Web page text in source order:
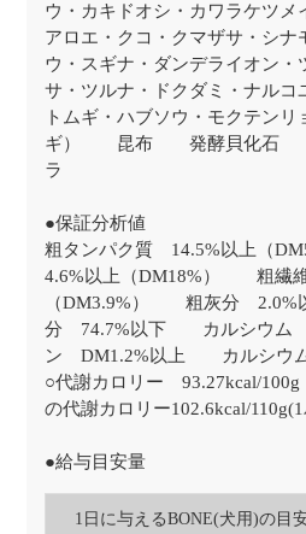
ウ・カキドオシ・カワラケツメ
アロエ・クコ・クマザサ・シナ
ウ・スギナ・ダンデライオン・
サ・ツルナ・ドクダミ・ナルコ
トムギ・ハブソウ・モクテン
ギ） 昆布 発酵貝化石
ラ
●保証分析値
粗タンパク質 14.5%以上（
4.6%以上（DM18%） 粗繊
（DM3.9%） 粗灰分
分 74.7%以下 カルシウ
ン DM1.2%以上 カルシウ
○代謝カロリー 93.27kcal/
の代謝カロリー102.6kcal/110g(1
●給与目安量
1日に与えるBONE(犬用)の目